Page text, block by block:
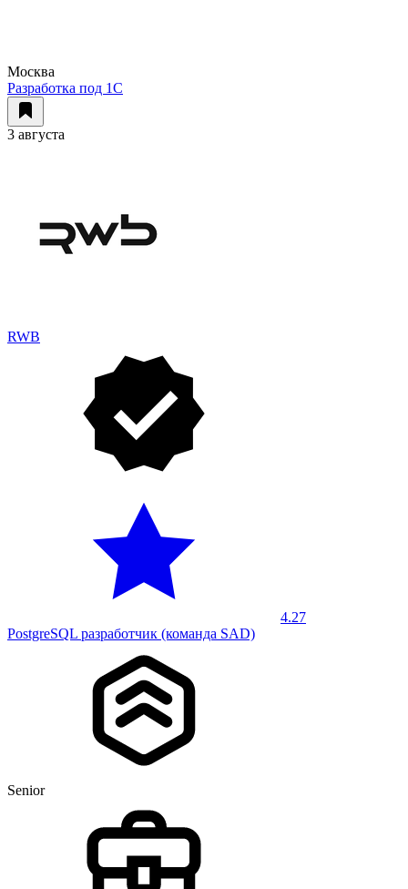
Москва
Разработка под 1С
3 августа
RWB
4.27
PostgreSQL разработчик (команда SAD)
Senior